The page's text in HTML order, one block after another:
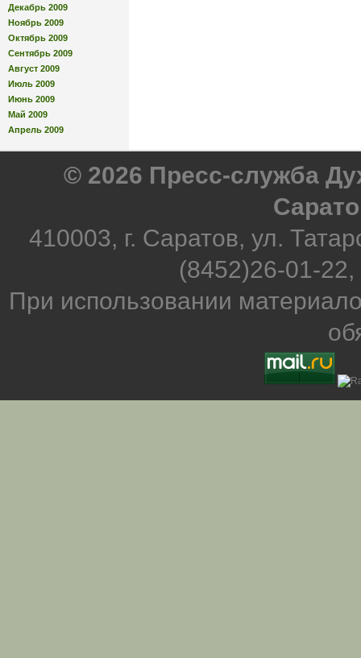
Декабрь 2009
Ноябрь 2009
Октябрь 2009
Сентябрь 2009
Август 2009
Июль 2009
Июнь 2009
Май 2009
Апрель 2009
© 2026 Пресс-служба
410003, г. Саратов, ул.
(8452)26-01-
При использовании